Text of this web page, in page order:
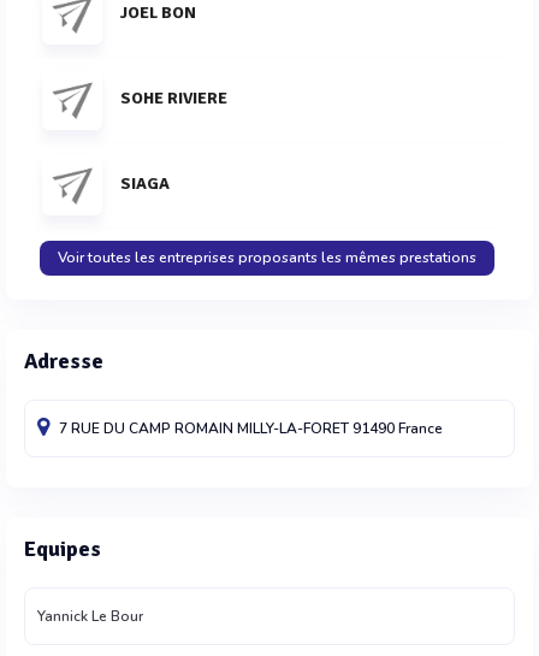
JOEL BON
SOHE RIVIERE
SIAGA
Voir toutes les entreprises proposants les mêmes prestations
Adresse
7 RUE DU CAMP ROMAIN MILLY-LA-FORET91490France
Equipes
Yannick Le Bour